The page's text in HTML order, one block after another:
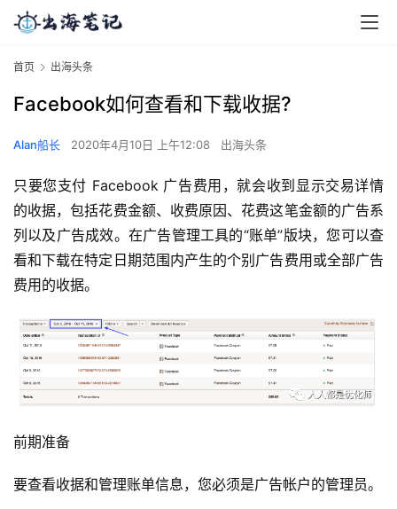
首页 出海头条
Facebook如何查看和下载收据?
Alan船长 2020年4月10日 上午12:08 出海头条
只要您支付 Facebook 广告费用，就会收到显示交易详情
的收据，包括花费金额、收费原因、花费这笔金额的广告系
列以及广告成效。在广告管理工具的“账单”版块，您可以查
看和下载在特定日期范围内产生的个别广告费用或全部广告
费用的收据。
前期准备
要查看收据和管理账单信息，您必须是广告帐户的管理员。